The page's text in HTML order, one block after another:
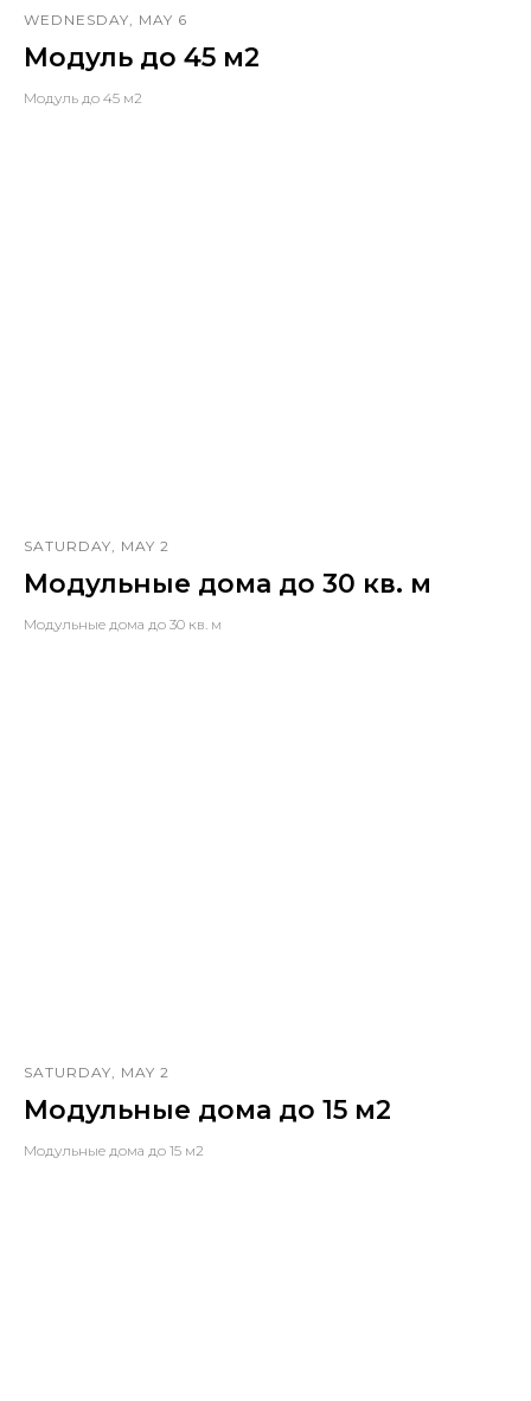
WEDNESDAY, MAY 6
Модуль до 45 м2
Модуль до 45 м2
SATURDAY, MAY 2
Модульные дома до 30 кв. м
Модульные дома до 30 кв. м
SATURDAY, MAY 2
Модульные дома до 15 м2
Модульные дома до 15 м2